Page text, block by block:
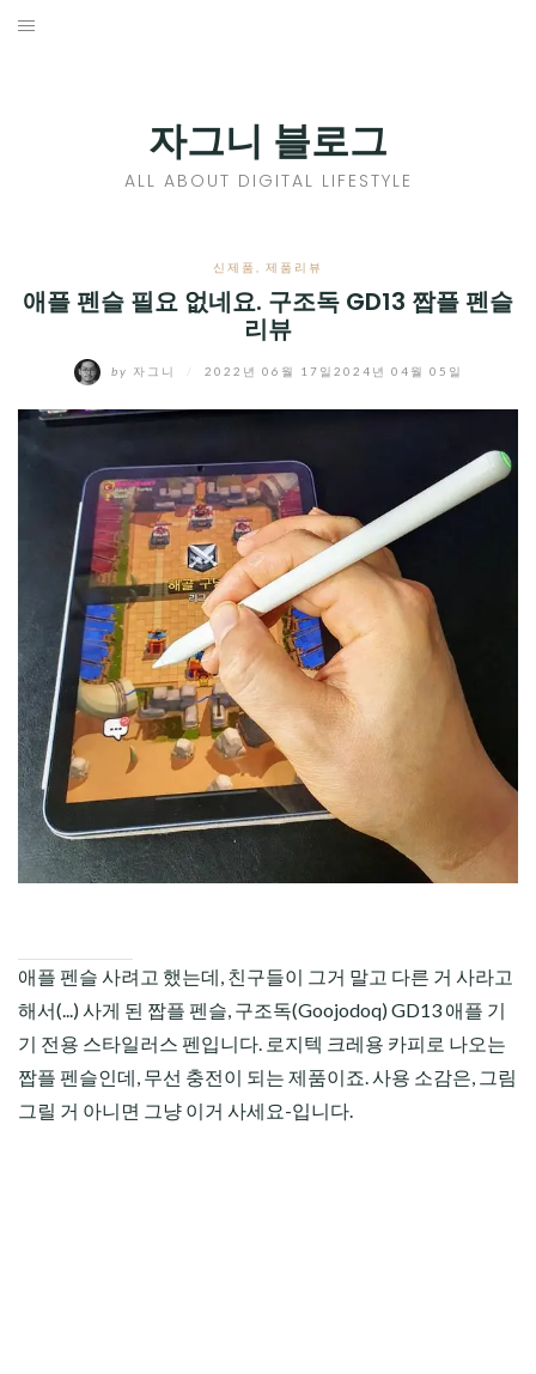
Skip
자그니 블로그
ALL ABOUT DIGITAL LIFESTYLE
신제품 제품리뷰
애플 펜슬 필요 없네요. 구조독 GD13 짭플 펜슬
리뷰
by 자그니 2022년 06월 17일 2024년 04월 05일
애플 펜슬 사려고 했는데, 친구들이 그거 말고 다른 거 사라고
해서(...) 사게 된 짭플 펜슬, 구조독(Goojodoq) GD13 애플 기
기 전용 스타일러스 펜입니다. 로지텍 크레용 카피로 나오는
짭플 펜슬인데, 무선 충전이 되는 제품이죠. 사용 소감은, 그림
그릴 거 아니면 그냥 이거 사세요-입니다.
CHILD
디지털트렌드
디지털라이프
EXPAND
CHILD
신제품
MENU
제품리뷰
EXPAND
CHILD
MENU